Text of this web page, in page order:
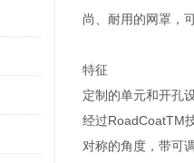
尚、耐用的网罩，
特征
定制的单元和开孔
经过RoadCoatTM
对称的角度，带可